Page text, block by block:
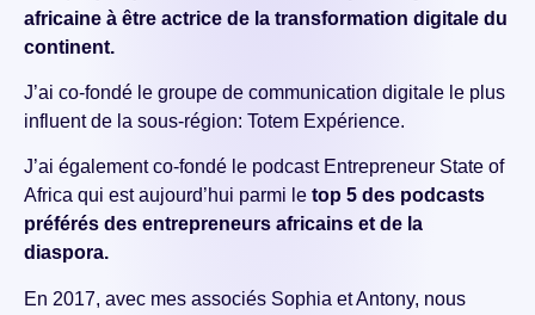
africaine à être actrice de la transformation digitale du
continent.
J’ai co-fondé le groupe de communication digitale le plus
influent de la sous-région: Totem Expérience.
J’ai également co-fondé le podcast Entrepreneur State of
Africa qui est aujourd’hui parmi le top 5 des podcasts
préférés des entrepreneurs africains et de la
diaspora.
En 2017, avec mes associés Sophia et Antony, nous